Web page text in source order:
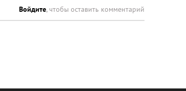
Войдите, чтобы оставить комментарий